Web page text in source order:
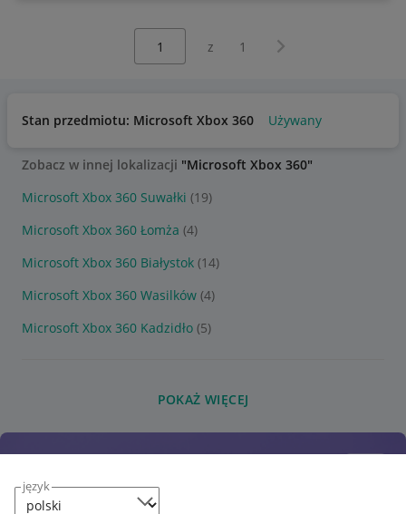
język
z 1 Następna strona
Stan przedmiotu: Microsoft Xbox 360 Używany
Zobacz w innej lokalizacji "Microsoft Xbox 360"
Microsoft Xbox 360 Suwałki (19)
Microsoft Xbox 360 Łomża (4)
Microsoft Xbox 360 Białystok (14)
Microsoft Xbox 360 Wasilków (4)
Microsoft Xbox 360 Kadzidło (5)
POKAŻ WIĘCEJ